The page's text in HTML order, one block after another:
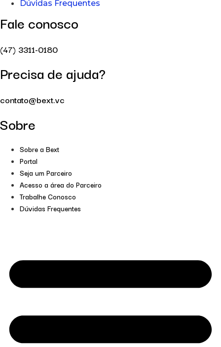
Dúvidas Frequentes
Fale conosco
(47) 3311-0180
Precisa de ajuda?
contato@bext.vc
Sobre
Sobre a Bext
Portal
Seja um Parceiro
Acesso a área do Parceiro
Trabalhe Conosco
Dúvidas Frequentes